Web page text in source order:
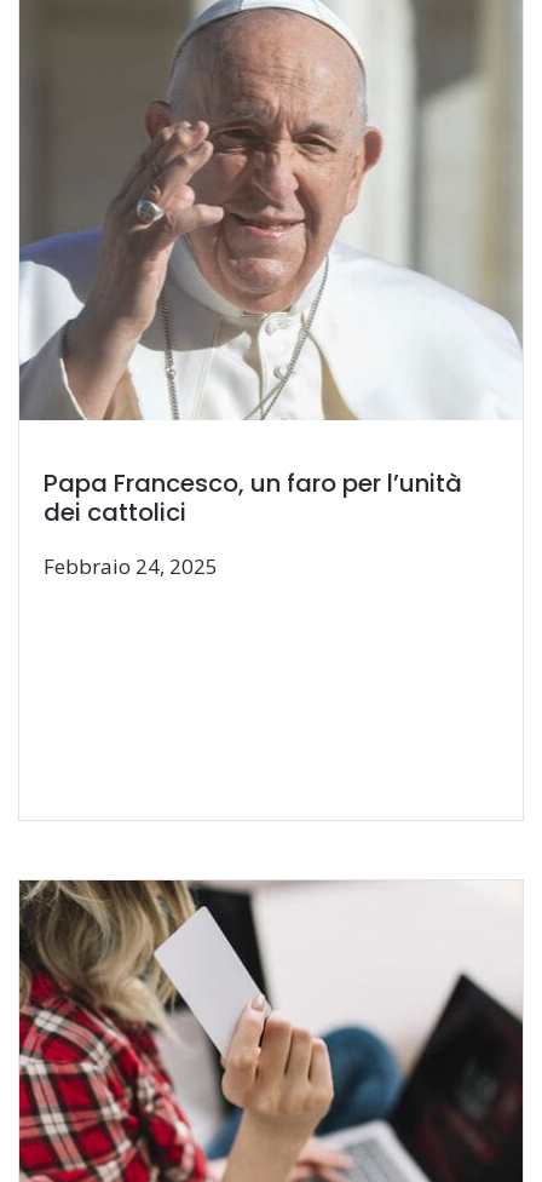
Papa Francesco, un faro per l’unità
dei cattolici
Febbraio 24, 2025